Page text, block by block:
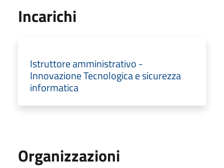
Incarichi
Istruttore amministrativo -
Innovazione Tecnologica e sicurezza
informatica
Organizzazioni